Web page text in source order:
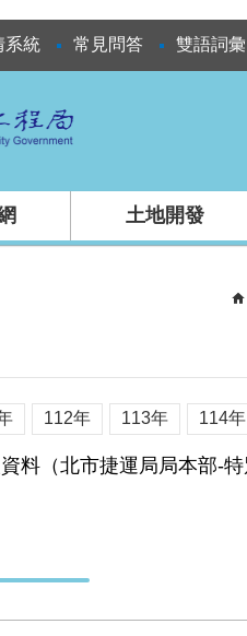
系統 常見問答 雙語詞彙
土地開發
112年 113年 114年
料（北市捷運局局本部-